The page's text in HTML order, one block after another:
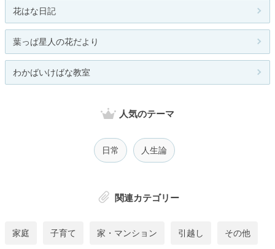
花はな日記
葉っぱ星人の花だより
わかばいけばな教室
人気のテーマ
日常 人生論
関連カテゴリー
家庭 子育て 家・マンション 引越し その他